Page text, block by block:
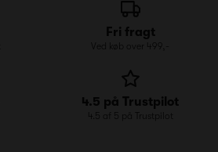
Fri fragt
Ved køb over 499,-
4.5 på Trustpilot
4.5 af 5 på Trustpilot